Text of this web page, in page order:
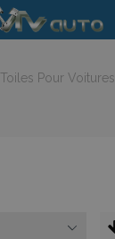
Toiles Pour Voitures